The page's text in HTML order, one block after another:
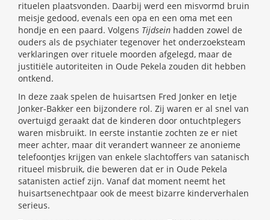
rituelen plaatsvonden. Daarbij werd een misvormd bruin
meisje gedood, evenals een opa en een oma met een
hondje en een paard. Volgens Tijdsein hadden zowel de
ouders als de psychiater tegenover het onderzoeksteam
verklaringen over rituele moorden afgelegd, maar de
justitiële autoriteiten in Oude Pekela zouden dit hebben
ontkend.
In deze zaak spelen de huisartsen Fred Jonker en Ietje
Jonker-Bakker een bijzondere rol. Zij waren er al snel van
overtuigd geraakt dat de kinderen door ontuchtplegers
waren misbruikt. In eerste instantie zochten ze er niet
meer achter, maar dit verandert wanneer ze anonieme
telefoontjes krijgen van enkele slachtoffers van satanisch
ritueel misbruik, die beweren dat er in Oude Pekela
satanisten actief zijn. Vanaf dat moment neemt het
huisartsenechtpaar ook de meest bizarre kinderverhalen
serieus.